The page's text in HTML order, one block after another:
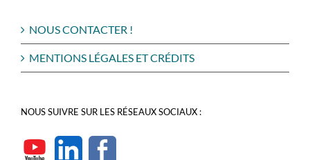
NOUS CONTACTER !
MENTIONS LÉGALES ET CRÉDITS
NOUS SUIVRE SUR LES RÉSEAUX SOCIAUX :